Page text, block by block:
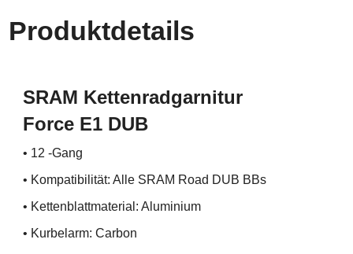
Produktdetails
SRAM Kettenradgarnitur
Force E1 DUB
• 12 -Gang
• Kompatibilität: Alle SRAM Road DUB BBs
• Kettenblattmaterial: Aluminium
• Kurbelarm: Carbon